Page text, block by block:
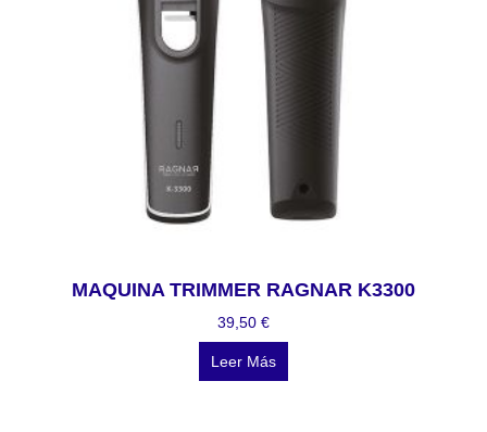
MAQUINA TRIMMER RAGNAR K3300
39,50 €
Leer Más